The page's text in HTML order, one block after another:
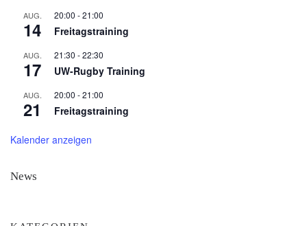
AUG.
14
20:00 -21:00
Freitagstraining
AUG.
17
21:30 -22:30
UW-Rugby Training
AUG.
21
20:00 -21:00
Freitagstraining
Kalender anzeigen
News